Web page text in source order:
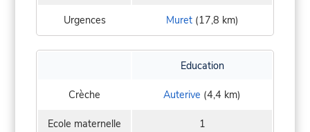
Urgences Muret(17,8 km)
Education
Crèche Auterive (4,4 km)
Ecole maternelle 1